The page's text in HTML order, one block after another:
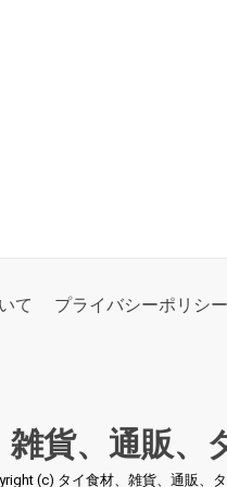
て プライバシーポリシー
雑貨、通販
(c) タイ食材、雑貨、通販、